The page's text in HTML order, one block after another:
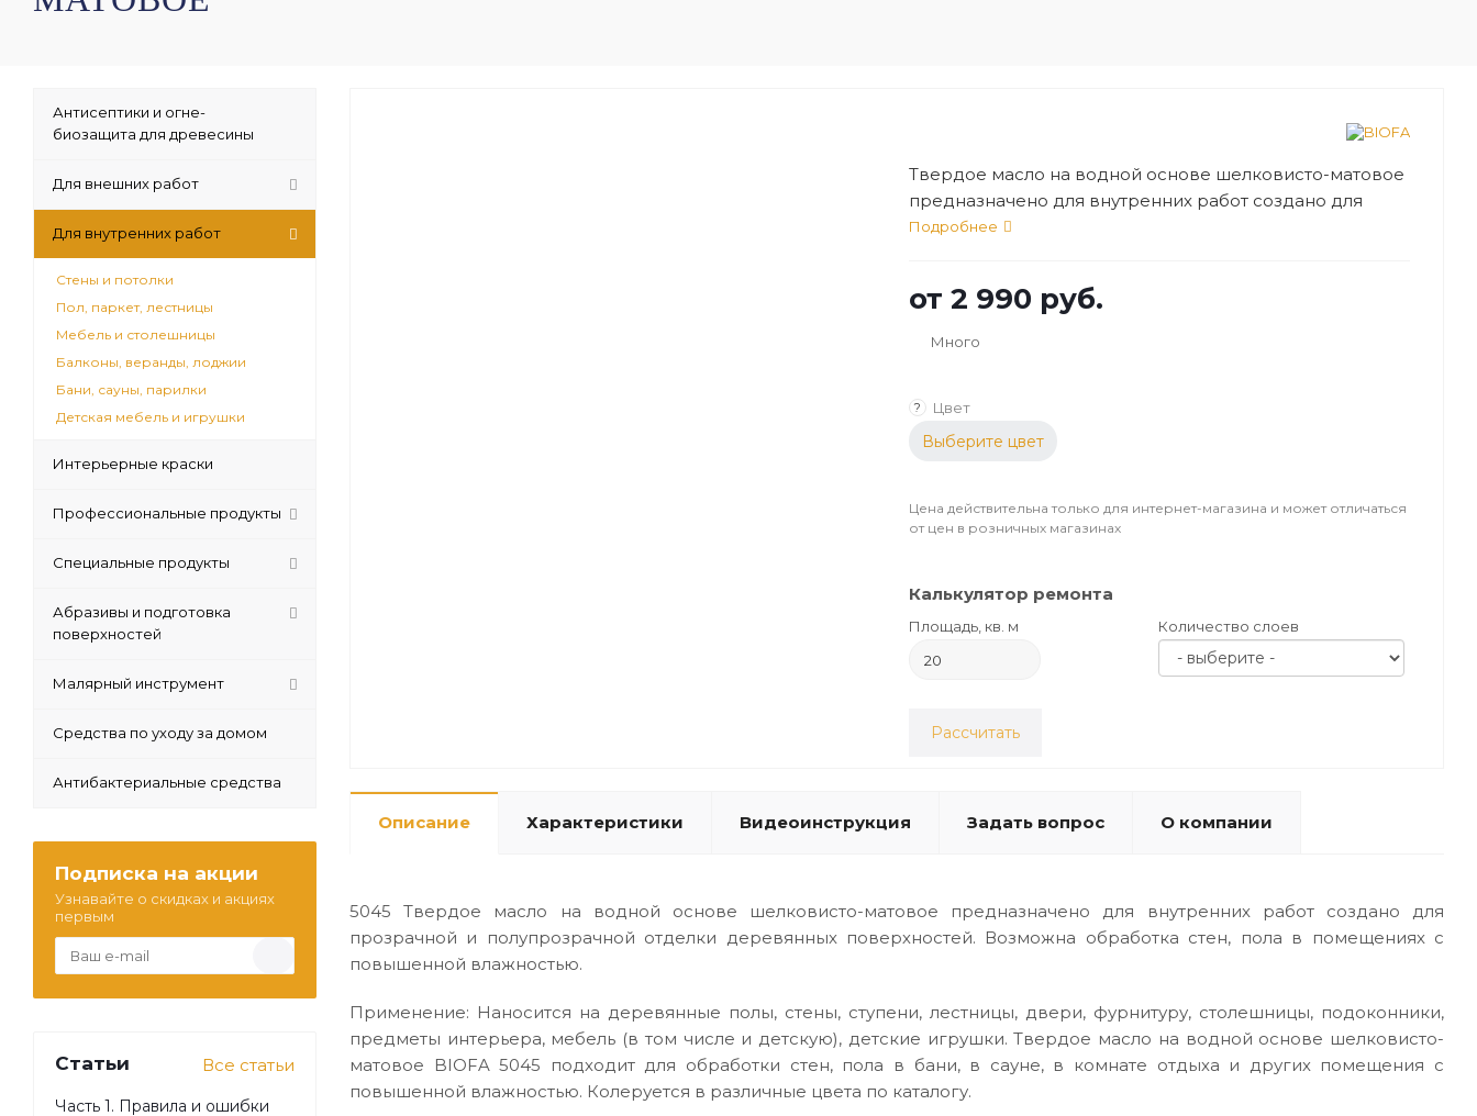
Твердое масло на водной основе шелковисто-матовое
предназначено для внутренних работ создано для
прозрачной и полупрозрачной отделки деревянных
Подробнее
от 2 990 руб.
Много
? Цвет
Выберите цвет
Цена действительна только для интернет-магазина и может отличаться
от цен в розничных магазинах
Калькулятор ремонта
Площадь, кв. м Количество слоев
Рассчитать
Описание Характеристики Видеоинструкция Задать вопрос О компании
5045 Твердое масло на водной основе шелковисто-матовое предназначено для внутренних работ создано для
прозрачной и полупрозрачной отделки деревянных поверхностей. Возможна обработка стен, пола в помещениях с
повышенной влажностью.
Применение: Наносится на деревянные полы, стены, ступени, лестницы, двери, фурнитуру, столешницы, подоконники,
предметы интерьера, мебель (в том числе и детскую), детские игрушки. Твердое масло на водной основе шелковисто-
матовое BIOFA 5045 подходит для обработки стен, пола в бани, в сауне, в комнате отдыха и других помещения с
повышенной влажностью. Колеруется в различные цвета по каталогу.
Антисептики и огне-
биозащита для древесины
Для внешних работ
Для внутренних работ
Стены и потолки
Пол, паркет, лестницы
Мебель и столешницы
Балконы, веранды, лоджии
Бани, сауны, парилки
Детская мебель и игрушки
Интерьерные краски
Профессиональные продукты
Специальные продукты
Абразивы и подготовка
поверхностей
Малярный инструмент
Средства по уходу за домом
Антибактериальные средства
Подписка на акции
Узнавайте о скидках и акциях
первым
Статьи Все статьи
Часть 1. Правила и ошибки